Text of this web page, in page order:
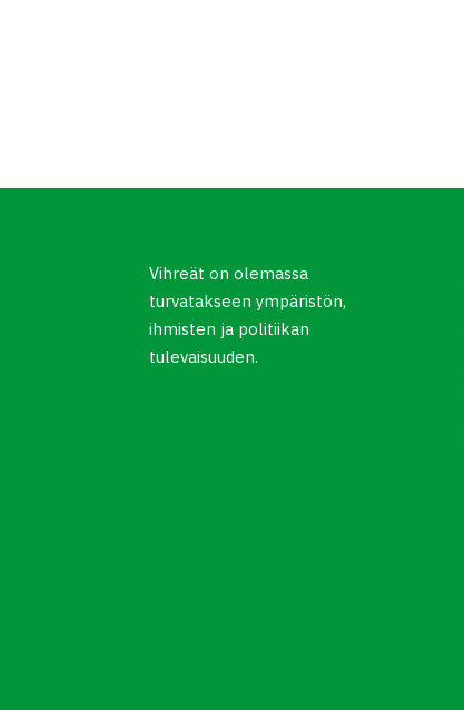
Vihreät on olemassa
turvatakseen ympäristön,
ihmisten ja politiikan
tulevaisuuden.